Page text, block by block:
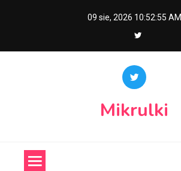
09 sie, 2026 10:52:56 AM
Mikrulki